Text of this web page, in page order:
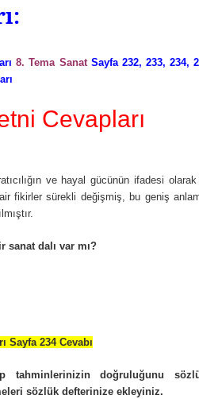
8. Tema SanatSayfa 232, 233, 234,
Cevapları
ve hayal gücünün ifadesi olarak
fikirler sürekli değişmiş, bu geniş
sanat dalı var mı?
Sayfa 234 Cevabı
tahminlerinizin doğruluğunu
sözlük defterinize ekleyiniz.